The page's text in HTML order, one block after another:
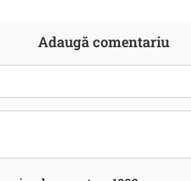
Adaugă comentariu